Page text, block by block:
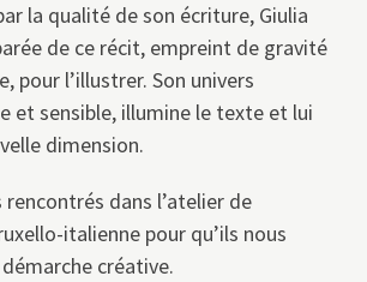
la qualité de son écriture, Giulia
de ce récit, empreint de gravité
pour l’illustrer. Son univers
et sensible, illumine le texte et lui
dimension.
rencontrés dans l’atelier de
italienne pour qu’ils nous
créative.